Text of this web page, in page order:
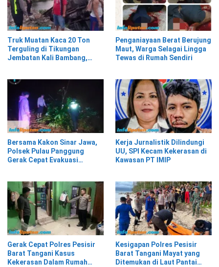
Truk Muatan Kaca 20 Ton
Terguling di Tikungan
Jembatan Kali Bambang,
Penganiayaan Berat Berujung
Maut, Warga Selagai Lingga
Tewas di Rumah Sendiri
Bersama Kakon Sinar Jawa,
Polsek Pulau Panggung
Gerak Cepat Evakuasi
Kerja Jurnalistik Dilindungi
UU, SPI Kecam Kekerasan di
Kawasan PT IMIP
Gerak Cepat Polres Pesisir
Barat Tangani Kasus
Kekerasan Dalam Rumah
Kesigapan Polres Pesisir
Barat Tangani Mayat yang
Ditemukan di Laut Pantai